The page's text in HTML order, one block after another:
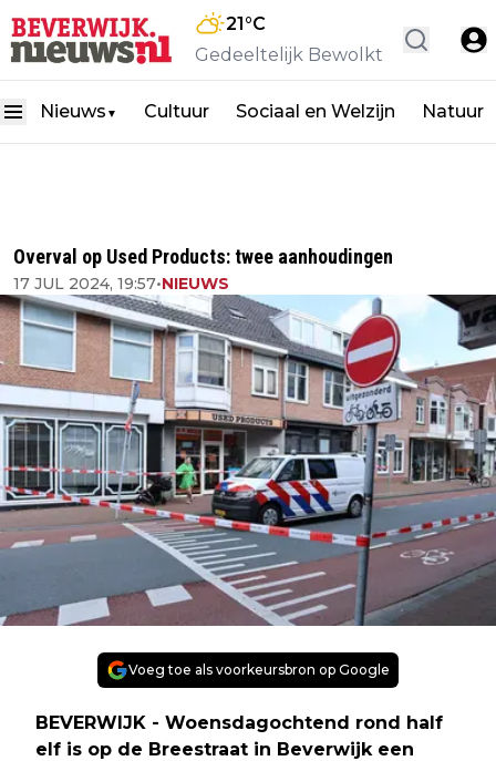
21°C
Gedeeltelijk Bewolkt
Nieuws ▼ Cultuur Sociaal en Welzijn Natuur
Overval op Used Products: twee aanhoudingen
17 JUL 2024, 19:57•NIEUWS
Voeg toe als voorkeursbron op Google
BEVERWIJK - Woensdagochtend rond half
elf is op de Breestraat in Beverwijk een